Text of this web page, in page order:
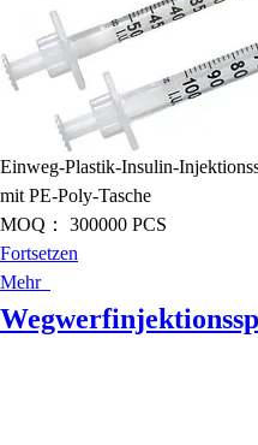
Einweg-Plastik-Insulin-
mit PE-Poly-Tasche
MOQ：
300000 PCS
Fortsetzen
Mehr